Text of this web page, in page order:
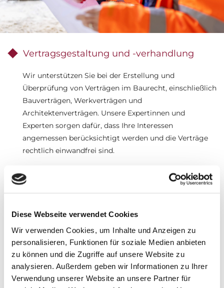
Diese Webseite verwendet Cookies
Wir verwenden Cookies, um Inhalte und Anzeigen zu
personalisieren, Funktionen für soziale Medien anbieten
zu können und die Zugriffe auf unsere Website zu
analysieren. Außerdem geben wir Informationen zu Ihrer
Verwendung unserer Website an unsere Partner für
Vertragsgestaltung und -verhandlung
Wir unterstützen Sie bei der Erstellung und
Überprüfung von Verträgen im Baurecht, einschließlich
Bauverträgen, Werkverträgen und
Architektenverträgen. Unsere Expertinnen und
Experten sorgen dafür, dass Ihre Interessen
angemessen berücksichtigt werden und die Verträge
rechtlich einwandfrei sind.
Begleitung von Bau- und
Immobilienprojekten
Sie in jeder Phase Ihres Bau- oder Immobilienprojekts.
Wir stehen Ihnen bei der Klärung rechtlicher Fragen
zur Seite, unterstützen Sie bei Genehmigungsverfahren
und lösen gegebenenfalls Konflikte.
Streitbeilegung und Schadenersatz